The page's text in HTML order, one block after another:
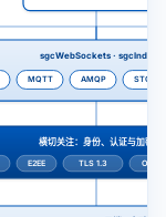
sgcWebSockets · sgcIndy
MQTT AMQP STOMP
横切关注：身份、认证与加密
E2EE TLS 1.3